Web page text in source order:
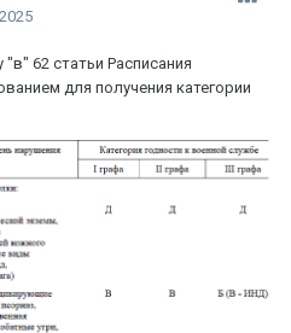
62 статьи Расписания
для получения категории